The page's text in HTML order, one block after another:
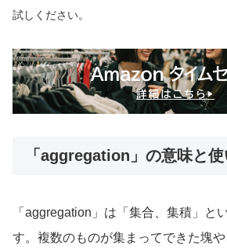
試しください。
「aggregation」の意味と
「aggregation」は「集合、集積」と
す。複数のものが集まってできた塊